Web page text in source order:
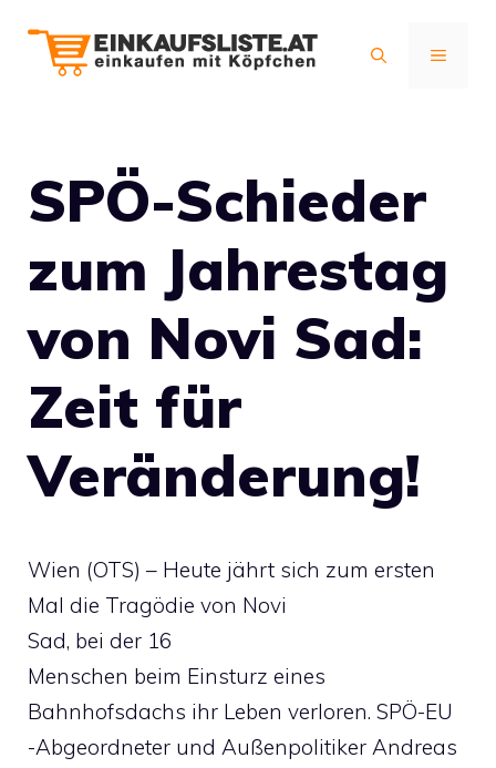
Inhalt
MENÜ
SPÖ-Schieder
zum Jahrestag
von Novi Sad:
Zeit für
Veränderung!
Wien (OTS) – Heute jährt sich zum ersten
Mal die Tragödie von Novi
Sad, bei der 16
Menschen beim Einsturz eines
Bahnhofsdachs ihr Leben verloren. SPÖ-EU
-Abgeordneter und Außenpolitiker Andreas